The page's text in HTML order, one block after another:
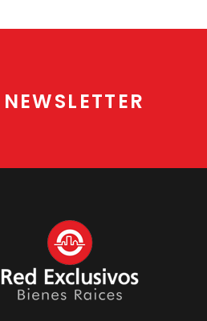
NEWSLETTER